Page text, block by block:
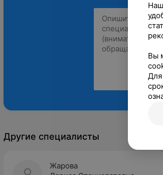
Другие специалисты
Жарова
Вы